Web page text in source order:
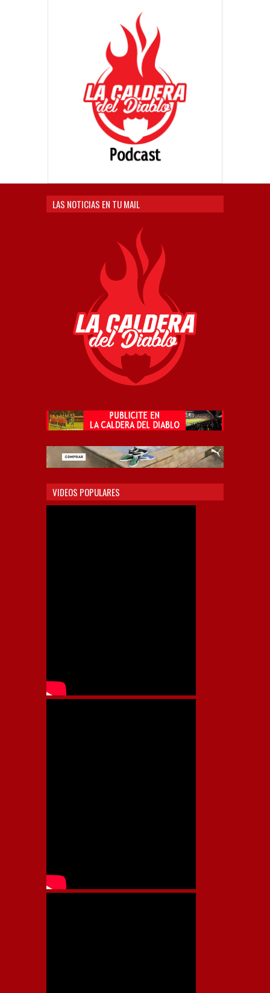
LAS NOTICIAS EN TU MAIL
VIDEOS POPULARES